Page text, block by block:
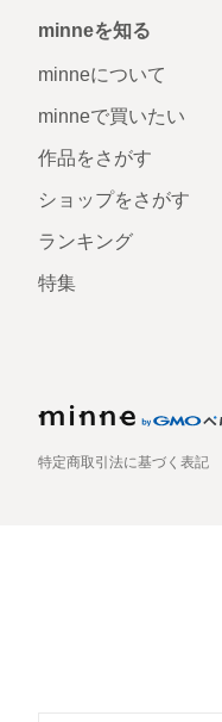
minneを知る
minneについて
minneで買いたい
作品をさがす
ショップをさがす
ランキング
特集
特定商取引法に基づく表記